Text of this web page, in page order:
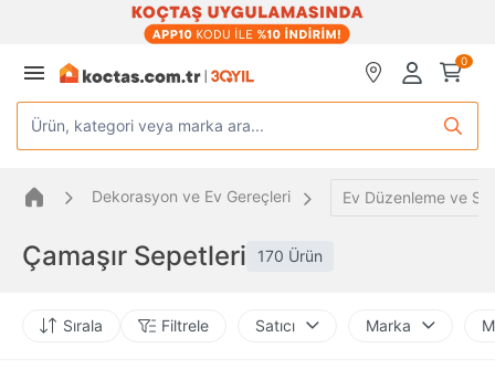
0
Ürün, kategori veya marka ara...
Dekorasyon ve Ev Gereçleri Ev Düzenleme ve
Çamaşır Sepetleri 170 Ürün
Sırala Filtrele Satıcı Marka